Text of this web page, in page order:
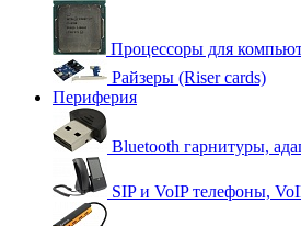
Процессоры для
Райзеры (Riser cards)
Периферия
Bluetooth гарнитуры,
SIP и VoIP телефоны,